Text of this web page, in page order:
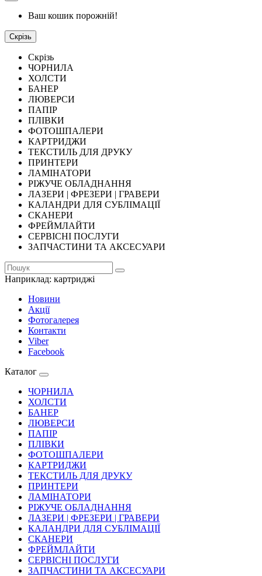
Ваш кошик порожній!
Скрізь
Скрізь
ЧОРНИЛА
ХОЛСТИ
БАНЕР
ЛЮВЕРСИ
ПАПІР
ПЛІВКИ
ФОТОШПАЛЕРИ
КАРТРИДЖИ
ТЕКСТИЛЬ ДЛЯ ДРУКУ
ПРИНТЕРИ
ЛАМІНАТОРИ
РІЖУЧЕ ОБЛАДНАННЯ
ЛАЗЕРИ | ФРЕЗЕРИ | ГРАВЕРИ
КАЛАНДРИ ДЛЯ СУБЛІМАЦІЇ
СКАНЕРИ
ФРЕЙМЛАЙТИ
СЕРВІСНІ ПОСЛУГИ
ЗАПЧАСТИНИ ТА АКСЕСУАРИ
Наприклад: картриджі
Новини
Акції
Фотогалерея
Контакти
Viber
Facebook
Каталог
ЧОРНИЛА
ХОЛСТИ
БАНЕР
ЛЮВЕРСИ
ПАПІР
ПЛІВКИ
ФОТОШПАЛЕРИ
КАРТРИДЖИ
ТЕКСТИЛЬ ДЛЯ ДРУКУ
ПРИНТЕРИ
ЛАМІНАТОРИ
РІЖУЧЕ ОБЛАДНАННЯ
ЛАЗЕРИ | ФРЕЗЕРИ | ГРАВЕРИ
КАЛАНДРИ ДЛЯ СУБЛІМАЦІЇ
СКАНЕРИ
ФРЕЙМЛАЙТИ
СЕРВІСНІ ПОСЛУГИ
ЗАПЧАСТИНИ ТА АКСЕСУАРИ